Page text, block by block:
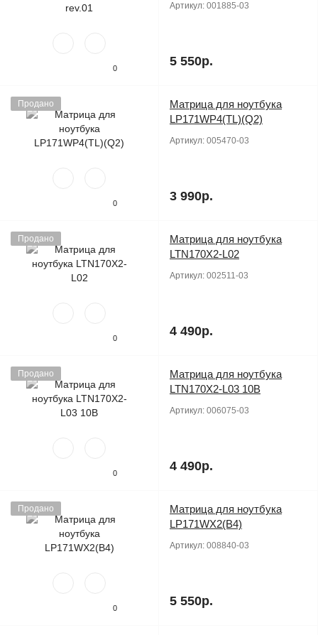
0
Артикул: 001885-03
5 550р.
Продано
0
Матрица для ноутбука
LP171WP4(TL)(Q2)
Артикул: 005470-03
3 990р.
Продано
0
Матрица для ноутбука
LTN170X2-L02
Артикул: 002511-03
4 490р.
Продано
0
Матрица для ноутбука
LTN170X2-L03 10B
Артикул: 006075-03
4 490р.
Продано
0
Матрица для ноутбука
LP171WX2(B4)
Артикул: 008840-03
5 550р.